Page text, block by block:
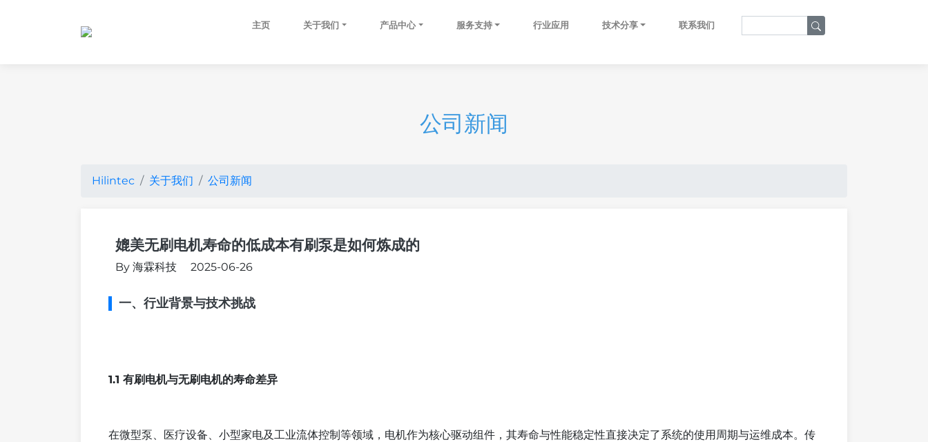
主页 关于我们 产品中心 服务支持 行业应用 技术分享 联系我们
公司新闻
Hilintec 关于我们 公司新闻
媲美无刷电机寿命的低成本有刷泵是如何炼成的
By 海霖科技 2025-06-26
一、行业背景与技术挑战
1.1 有刷电机与无刷电机的寿命差异
在微型泵、医疗设备、小型家电及工业流体控制等领域，电机作为核心驱动组件，其寿命与性能稳定性直接决定了系统的使用周期与运维成本。传